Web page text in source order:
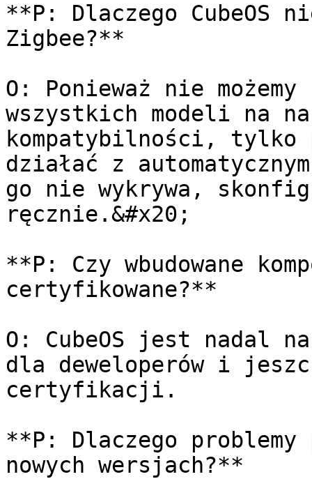
**P: Dlaczego CubeOS
Zigbee?**
O: Ponieważ nie
wszystkich modeli na
kompatybilności, tylko
działać z
go nie wykrywa,
ręcznie.&#x20;
**P: Czy wbudowane
certyfikowane?**
O: CubeOS jest nadal
dla deweloperów i
certyfikacji.
**P: Dlaczego
nowych wersjach?**